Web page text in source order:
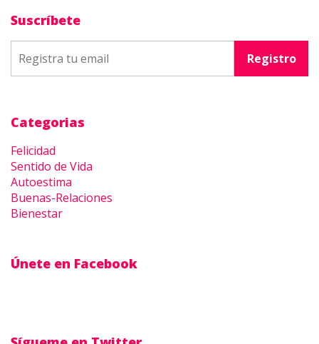
Suscríbete
Categorias
Felicidad
Sentido de Vida
Autoestima
Buenas-Relaciones
Bienestar
Únete en Facebook